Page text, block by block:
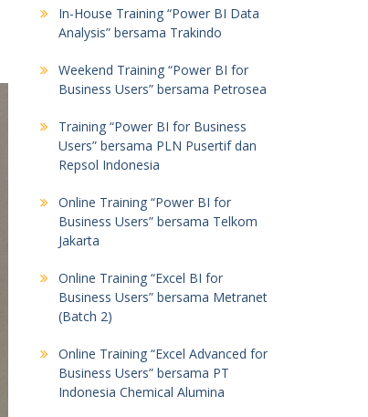
In-House Training “Power BI Data
Analysis” bersama Trakindo
Weekend Training “Power BI for
Business Users” bersama Petrosea
Training “Power BI for Business
Users” bersama PLN Pusertif dan
Repsol Indonesia
Online Training “Power BI for
Business Users” bersama Telkom
Jakarta
Online Training “Excel BI for
Business Users” bersama Metranet
(Batch 2)
Online Training “Excel Advanced for
Business Users” bersama PT
Indonesia Chemical Alumina